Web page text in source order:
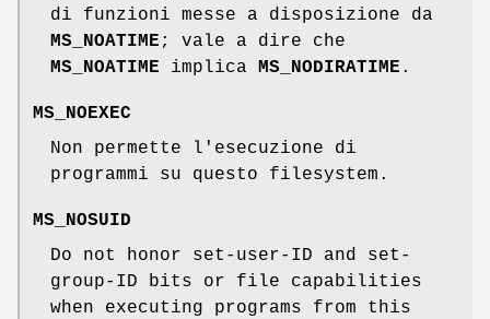
di funzioni messe a disposizione da
MS_NOATIME ; vale a dire che
MS_NOATIME implica MS_NODIRATIME .
MS_NOEXEC
Non permette l'esecuzione di
programmi su questo filesystem.
MS_NOSUID
Do not honor set-user-ID and set-
group-ID bits or file capabilities
when executing programs from this